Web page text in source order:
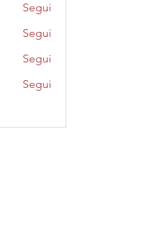
Segui
Segui
Segui
Segui